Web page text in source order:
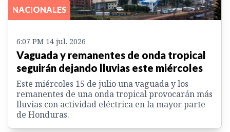
NACIONALES
6:07 PM 14 jul. 2026
Vaguada y remanentes de onda tropical
seguirán dejando lluvias este miércoles
Este miércoles 15 de julio una vaguada y los
remanentes de una onda tropical provocarán más
lluvias con actividad eléctrica en la mayor parte
de Honduras.